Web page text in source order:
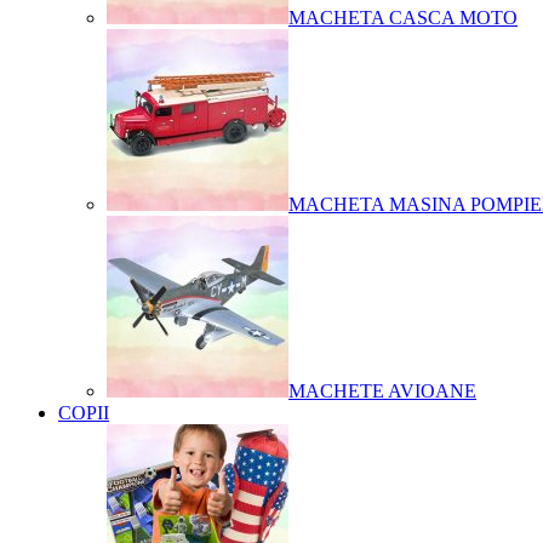
MACHETA CASCA MOTO
MACHETA MASINA
MACHETE AVIOANE
COPII